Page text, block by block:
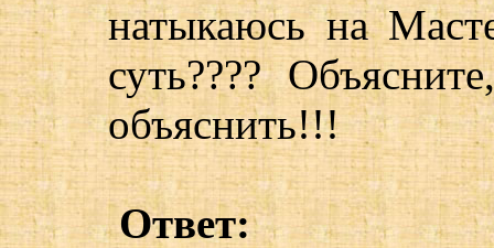
натыкаюсь на
суть????
объяснить!!!
Ответ: